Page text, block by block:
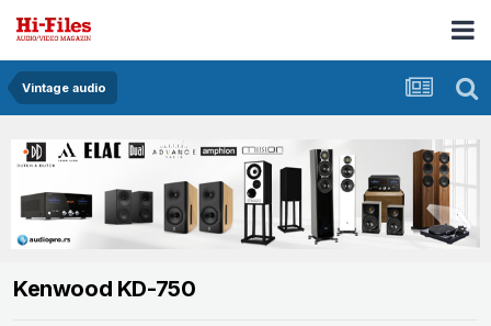
Vintage audio
Kenwood KD-750